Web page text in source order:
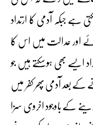
جبکہ آدمی کا ارتداد
اور عدالت میں اس کا
ایسے بھی ہوسکتے ہیں جو
کے بعد آدمی پھر کفر میں
کے باوجود اخروی سزا